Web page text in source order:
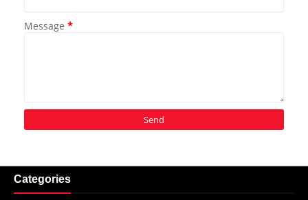
Message *
Categories